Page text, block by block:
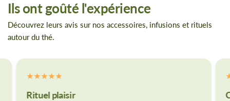
Ils ont goûté l'expérience
Découvrez leurs avis sur nos accessoires, infusions et rituels
autour du thé.
Rituel plaisir